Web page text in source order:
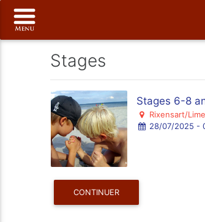
Stages
Stages 6-8
Rixensart/
28/07/2025 -
CONTINUER